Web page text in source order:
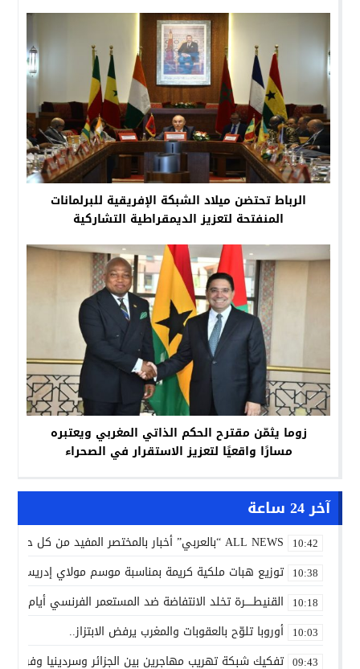
الرباط تحتضن ميلاد الشبكة الإفريقية للبرلمانات
المنفتحة لتعزيز الديمقراطية التشاركية
زوما يثمّن مقترح الحكم الذاتي المغربي ويعتبره
مسارًا واقعيًا لتعزيز الاستقرار في الصحراء
آخر 24 ساعة
10:42 ALL NEWS “بالعربي” أخبار بالمختصر المفيد من كل حدب وصوب
10:38 توزيع هبات ملكية كريمة بمناسبة موسم مولاي إدريس
10:18 القنيطـــــرة تخلد الانتفاضة ضد المستعمر الفرنسي أيام 7 و8 و9 غشت 1954.
10:03 أوروبا تلوّح بالعقوبات والمغرب يرفض الابتزاز..
09:43 تفكيك شبكة تهريب مهاجرين بين الجزائر وسردينيا وفرنسا